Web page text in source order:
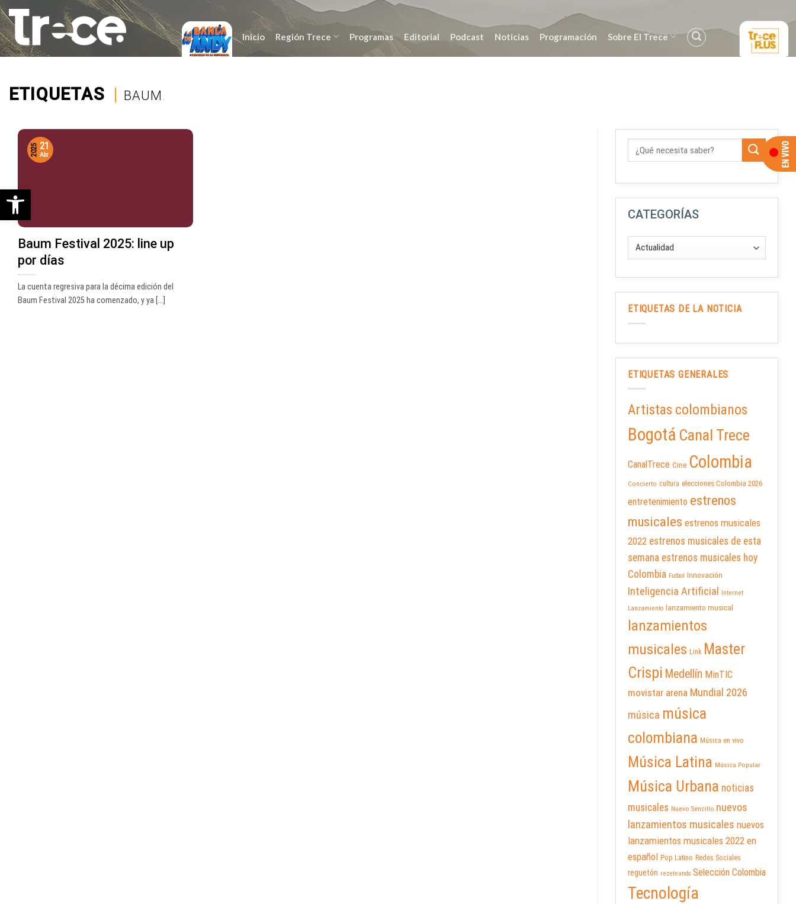
Saltar
al
contenido
Inicio Región Trece Programas Editorial Podcast Noticias Programación Sobre El Trece
ETIQUETAS | BAUM.
Baum Festival 2025: line up
por días
La cuenta regresiva para la décima edición del
Baum Festival 2025 ha comenzado, y ya [...]
21
Abr
2025
CATEGORÍAS
ETIQUETAS DE LA NOTICIA
ETIQUETAS GENERALES
Artistas colombianos
Bogotá Canal Trece
CanalTrece Cine Colombia
Concierto cultura elecciones Colombia 2026
entretenimiento estrenos
musicales estrenos musicales
2022 estrenos musicales de esta
semana estrenos musicales hoy
Colombia Futbol Innovación
Inteligencia Artificial
Internet
Lanzamiento
lanzamiento musical
lanzamientos
musicales Link Master
Crispi Medellín MinTIC
movistar arena Mundial 2026
música música
colombiana Música en vivo
Música Latina Música Popular
Música Urbana noticias
musicales Nuevo Sencillo nuevos
lanzamientos musicales nuevos
lanzamientos musicales 2022 en
español Pop Latino Redes Sociales
reguetón rezeteando Selección Colombia
Tecnología
Abrir barra de herramientas